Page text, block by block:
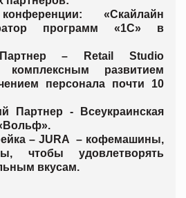
«Скайлайн
программ «1С» в
– Retail Studio
комплексным развитием
персонала почти 10
Партнер - Всеукраинская
– JURA– кофемашины,
чтобы удовлетворять
вкусам.